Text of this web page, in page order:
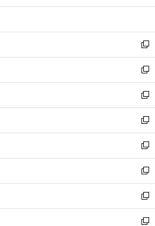
開
ウ
開
く
ン
ウ
で
開
く
ウ
ン
ド
ウ
で
開
く
新
し
い
ウ
ィ
ン
ド
ウ
で
開
く
新
し
い
ウ
ィ
ン
ド
ウ
で
開
く
新
し
い
ウ
ィ
ン
ド
ウ
で
開
く
新
し
い
ウ
ィ
ン
ド
ウ
で
新
し
い
ウ
ィ
ン
ド
新
し
い
ウ
ィ
新
し
い
新